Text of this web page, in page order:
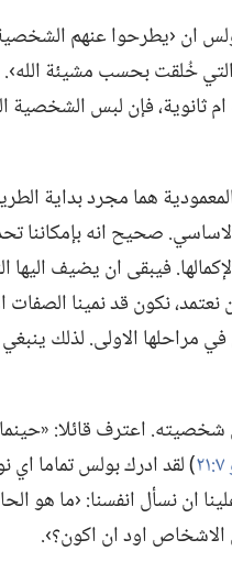
ان ‹يطرحوا عنهم
خُلقت بحسب مشيئة
ام ثانوية،‏ فإن لبس
هما مجرد بداية
صحيح انه بإمكاننا
فيبقى ان يضيف
نكون قد نمينا الصفات
في مراحلها الاولى.‏ لذلك
اعترف قائلا:‏
‏)‏ لقد ادرك بولس تماما
ان نسأل انفسنا:‏ ‹ما هو
اود ان اكون؟‏›.‏